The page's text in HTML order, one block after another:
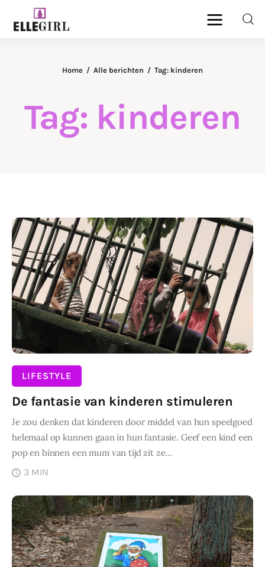
Tag: kinderen
Home Alle berichten Tag: kinderen
Ellegirl
Fashion
Geld
Reizen
Relatie
Wonen
Zakelijk
LIFESTYLE
De fantasie van kinderen stimuleren
Je zou denken dat kinderen door middel van hun speelgoed
helemaal op kunnen gaan in hun fantasie. Geef een kind een
pop en binnen een mum van tijd zit ze…
DELEN
3 MIN
DELEN